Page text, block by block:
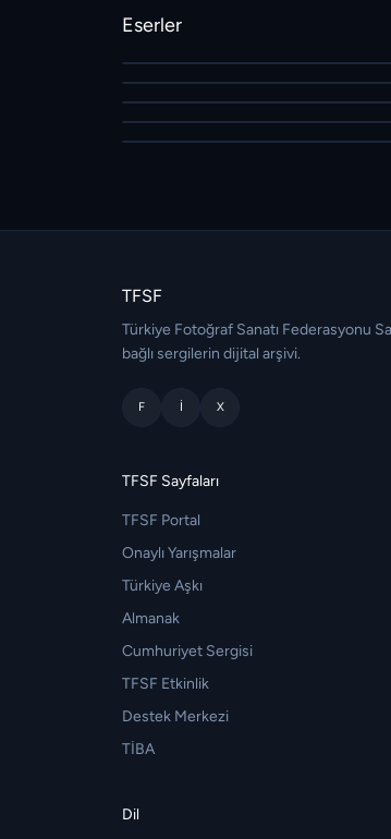
Eserler
TFSF
Türkiye Fotoğraf Sanatı Federasyonu
bağlı sergilerin dijital arşivi.
F I X
TFSF Sayfaları
TFSF Portal
Onaylı Yarışmalar
Türkiye Aşkı
Almanak
Cumhuriyet Sergisi
TFSF Etkinlik
Destek Merkezi
TİBA
Dil